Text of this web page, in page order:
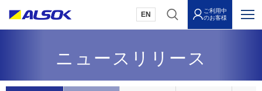
EN
ご利用中
のお客様
ニュースリリース